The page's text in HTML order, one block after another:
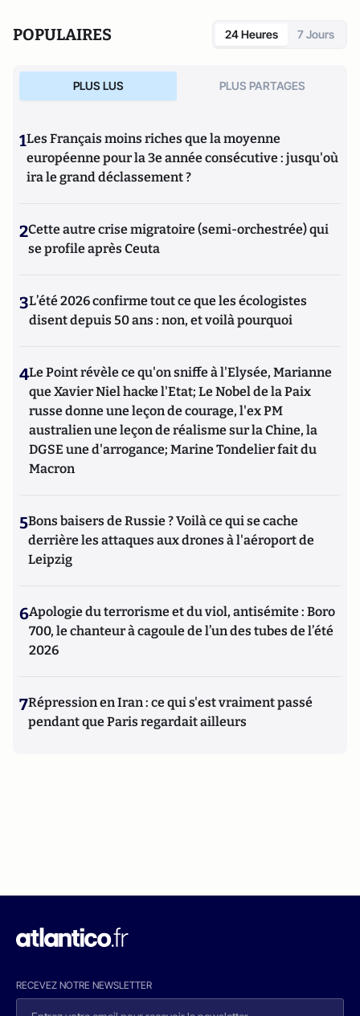
POPULAIRES 24 Heures 7 Jours
PLUS LUS PLUS PARTAGES
1Les Français moins riches que la moyenne
européenne pour la 3e année consécutive : jusqu'où
ira le grand déclassement ?
2Cette autre crise migratoire (semi-orchestrée) qui
se profile après Ceuta
3L’été 2026 confirme tout ce que les écologistes
disent depuis 50 ans : non, et voilà pourquoi
4Le Point révèle ce qu'on sniffe à l'Elysée, Marianne
que Xavier Niel hacke l'Etat; Le Nobel de la Paix
russe donne une leçon de courage, l'ex PM
australien une leçon de réalisme sur la Chine, la
DGSE une d'arrogance; Marine Tondelier fait du
Macron
5Bons baisers de Russie ? Voilà ce qui se cache
derrière les attaques aux drones à l'aéroport de
Leipzig
6Apologie du terrorisme et du viol, antisémite : Boro
700, le chanteur à cagoule de l’un des tubes de l’été
2026
7Répression en Iran : ce qui s'est vraiment passé
pendant que Paris regardait ailleurs
RECEVEZ NOTRE NEWSLETTER